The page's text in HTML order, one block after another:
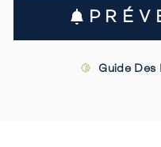
Guide Des